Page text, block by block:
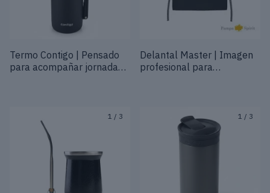
Termo Contigo | Pensado
para acompañar jornadas
Delantal Master | Imagen
profesional para
1 / 3 1 / 3